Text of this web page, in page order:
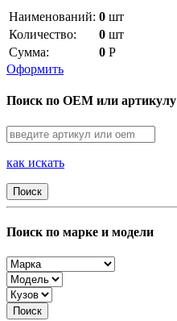
Наименований: 0 шт
Количество:
0 шт
Сумма:
0 Р
Оформить
Поиск по OEM или артикулу
как искать
Поиск
Поиск по марке и модели
Поиск